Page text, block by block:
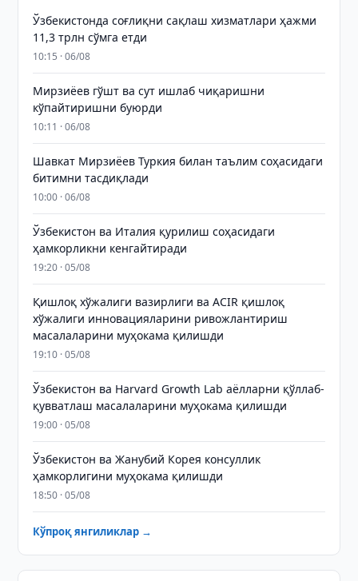
Ўзбекистонда соғлиқни сақлаш хизматлари ҳажми
11,3 трлн сўмга етди
10:15 · 06/08
Мирзиёев гўшт ва сут ишлаб чиқаришни
кўпайтиришни буюрди
10:11 · 06/08
Шавкат Мирзиёев Туркия билан таълим соҳасидаги
битимни тасдиқлади
10:00 · 06/08
Ўзбекистон ва Италия қурилиш соҳасидаги
ҳамкорликни кенгайтиради
19:20 · 05/08
Қишлоқ хўжалиги вазирлиги ва ACIR қишлоқ
хўжалиги инновацияларини ривожлантириш
масалаларини муҳокама қилишди
19:10 · 05/08
Ўзбекистон ва Harvard Growth Lab аёлларни қўллаб-
қувватлаш масалаларини муҳокама қилишди
19:00 · 05/08
Ўзбекистон ва Жанубий Корея консуллик
ҳамкорлигини муҳокама қилишди
18:50 · 05/08
Кўпроқ янгиликлар →